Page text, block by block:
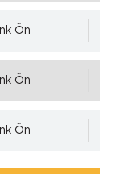
Ön
Ön
Ön